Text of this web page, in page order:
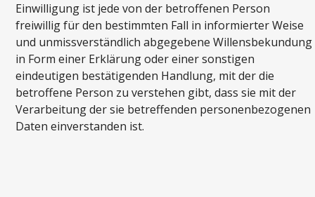
Einwilligung ist jede von der betroffenen Person
freiwillig für den bestimmten Fall in informierter Weise
und unmissverständlich abgegebene Willensbekundung
in Form einer Erklärung oder einer sonstigen
eindeutigen bestätigenden Handlung, mit der die
betroffene Person zu verstehen gibt, dass sie mit der
Verarbeitung der sie betreffenden personenbezogenen
Daten einverstanden ist.